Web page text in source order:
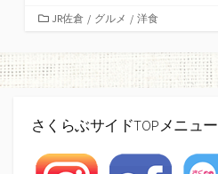
カ
リ
JR佐倉 / グルメ / 洋食
さくらぶサイドTOPメニュー